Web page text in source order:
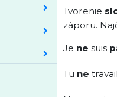
Tvorenie
záporu.
Je ne suis
Tu ne